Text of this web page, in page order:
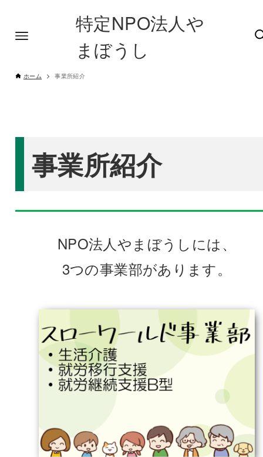
特定NPO法人や
まぼうし
ホーム 事業所紹介
事業所紹介
NPO法人やまぼうしには、
3つの事業部があります。